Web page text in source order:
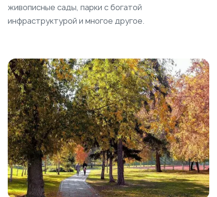
живописные сады, парки с богатой
инфраструктурой и многое другое.